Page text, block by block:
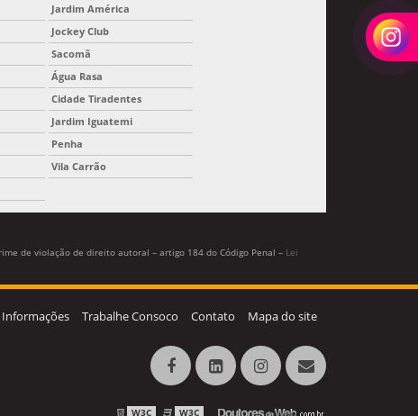
Jardim América
Jockey Club
Sacomã
Água Rasa
Cidade Tiradentes
Jardim Iguatemi
Penha
Vila Carrão
de violação de direito autoral – artigo 184 do Código Penal – Lei
Informações Trabalhe Consoco Contato Mapa do site
W3C W3C